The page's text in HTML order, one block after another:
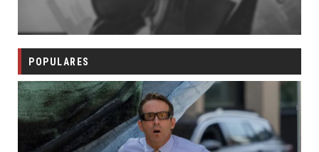
POPULARES